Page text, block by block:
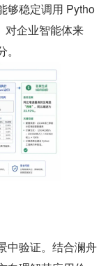
够稳定调用 Pytho
对企业智能体来
中验证。结合澜舟